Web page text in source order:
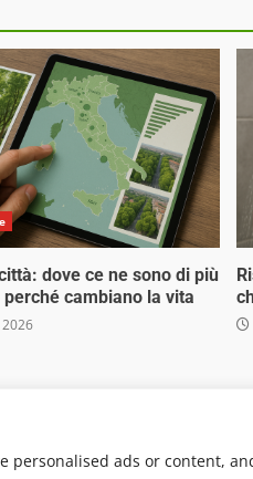
personalised ads or content,
dove ce ne sono di più
cambiano la vita
Media Srl - Via Cavour
Non può pertanto
von